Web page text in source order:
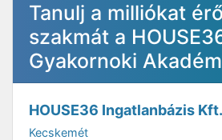
Tanulj a milliókat
szakmát a
Gyakornoki
HOUSE36 Ingatlanbázis Kft.
Kecskemét